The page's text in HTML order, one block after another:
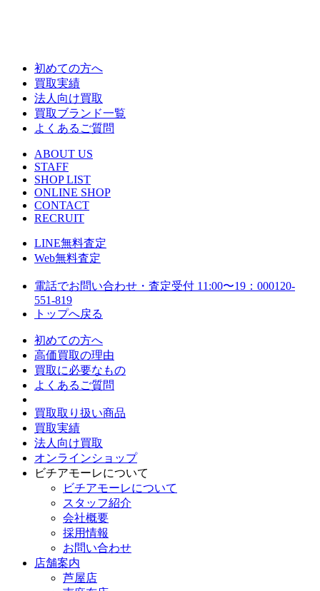
初めての方へ
買取実績
法人向け買取
買取ブランド一覧
よくあるご質問
ABOUT US
STAFF
SHOP LIST
ONLINE SHOP
CONTACT
RECRUIT
LINE無料査定
Web無料査定
電話でお問い合わせ・査定受付 11:00〜19：000120-
551-819
トップへ戻る
初めての方へ
高価買取の理由
買取に必要なもの
よくあるご質問
買取取り扱い商品
買取実績
法人向け買取
オンラインショップ
ビチアモーレについて
ビチアモーレについて
スタッフ紹介
会社概要
採用情報
お問い合わせ
店舗案内
芦屋店